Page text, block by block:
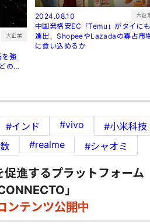
大企業
を強
の新
2024.08.10 大企
中国発格安EC「Temu」がタイに
進出、ShopeeやLazadaの寡占市
に食い込めるか
#インド #vivo
#小米科技
#realme #シャオミ
促進するプラットフォーム
」
ンテンツ公開中